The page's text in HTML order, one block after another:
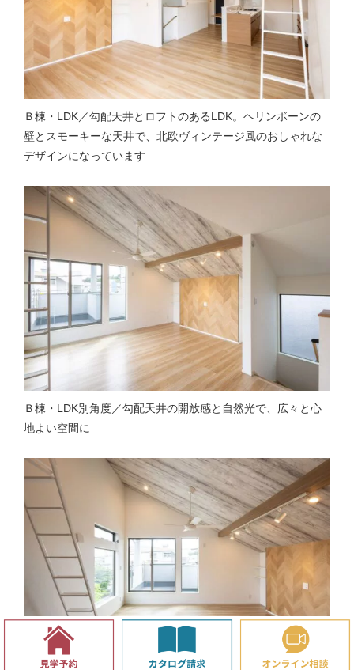
Ｂ棟・LDK／勾配天井とロフトのあるLDK。ヘリンボーンの
壁とスモーキーな天井で、北欧ヴィンテージ風のおしゃれな
デザインになっています
Ｂ棟・LDK別角度／勾配天井の開放感と自然光で、広々と心
地よい空間に